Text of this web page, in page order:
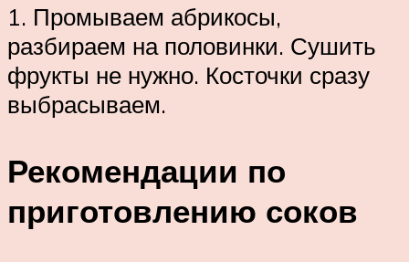
1. Промываем абрикосы,
разбираем на половинки. Сушить
фрукты не нужно. Косточки сразу
выбрасываем.
Рекомендации по
приготовлению соков